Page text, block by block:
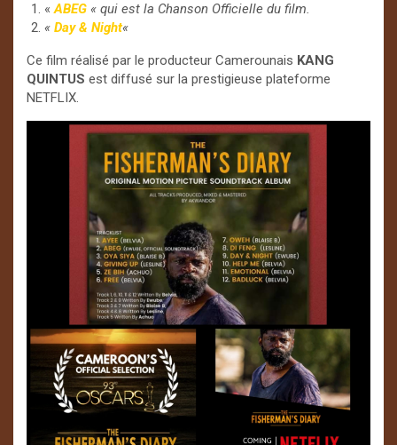
«ABEG « qui est la Chanson Officielle du film.
« Day & Night«
Ce film réalisé par le producteur Camerounais KANG
QUINTUS est diffusé sur la prestigieuse plateforme
NETFLIX.